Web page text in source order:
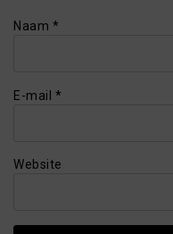
Naam *
E-mail *
Website